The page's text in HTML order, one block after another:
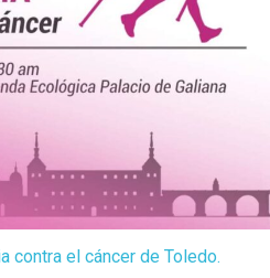
contra el cáncer de Toledo.